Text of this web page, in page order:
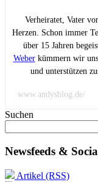
Verheiratet, Vater
Herzen. Schon immer
über 15 Jahren
Weberkümmern wir
und unterstützen
www.andysblog.de/
Suchen
Newsfeeds &
Artikel (RSS)